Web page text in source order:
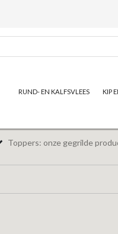
RUND- EN KALFSVLEES KIP
Toppers: onze gegrilde